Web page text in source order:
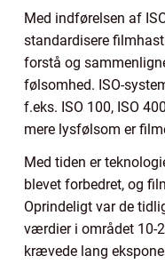
Med indførelsen af
standardisere
forstå og
følsomhed. ISO-
f.eks. ISO 100, ISO
mere lysfølsom er
Med tiden er
blevet forbedret, og
Oprindeligt var de
værdier i området 10-
krævede lang